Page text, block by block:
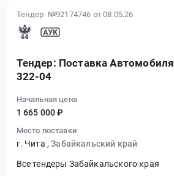
Тендер №92174746 от 08.05.26
Тендер: Поставка
322-04
Начальная цена
1 665 000 ₽
Место поставки
г. Чита ,Забайкальский край
Все тендеры Забайкальского края